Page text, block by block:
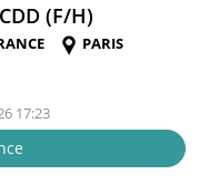
(F/H)
FENÊTRE)
PARIS
17:23